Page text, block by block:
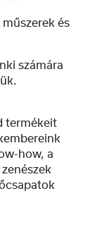
és
számára
termékeit
how, a